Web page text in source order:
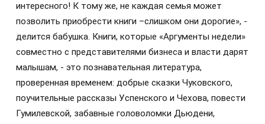
интересного! К тому же, не каждая семья может
позволить приобрести книги –слишком они дорогие», -
делится бабушка. Книги, которые «Аргументы недели»
совместно с представителями бизнеса и власти дарят
малышам, - это познавательная литература,
проверенная временем: добрые сказки Чуковского,
поучительные рассказы Успенского и Чехова, повести
Гумилевской, забавные головоломки Дьюдени,